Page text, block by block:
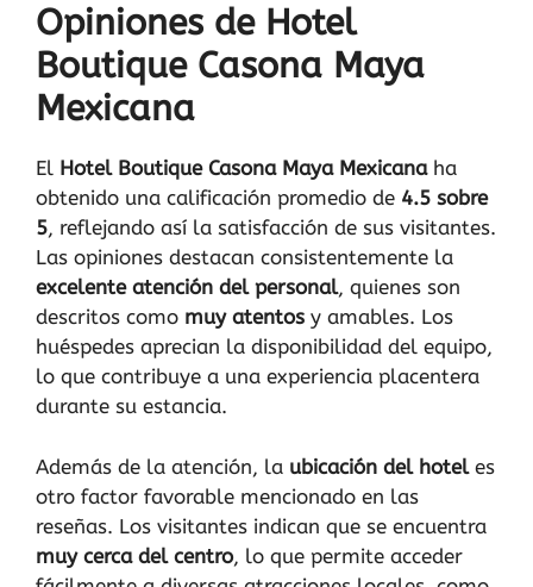
Opiniones de Hotel
Boutique Casona Maya
Mexicana
El Hotel Boutique Casona Maya Mexicanaha
obtenido una calificación promedio de 4.5 sobre
5, reflejando así la satisfacción de sus visitantes.
Las opiniones destacan consistentemente la
excelente atención del personal, quienes son
descritos como muy atentos y amables. Los
huéspedes aprecian la disponibilidad del equipo,
lo que contribuye a una experiencia placentera
durante su estancia.
Además de la atención, la ubicación del hoteles
otro factor favorable mencionado en las
reseñas. Los visitantes indican que se encuentra
muy cerca del centro, lo que permite acceder